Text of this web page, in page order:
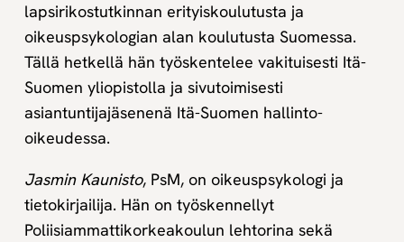
lapsirikostutkinnan erityiskoulutusta ja
oikeuspsykologian alan koulutusta Suomessa.
Tällä hetkellä hän työskentelee vakituisesti Itä-
Suomen yliopistolla ja sivutoimisesti
asiantuntijajäsenenä Itä-Suomen hallinto-
oikeudessa.
Jasmin Kaunisto, PsM, on oikeuspsykologi ja
tietokirjailija. Hän on työskennellyt
Poliisiammattikorkeakoulun lehtorina sekä